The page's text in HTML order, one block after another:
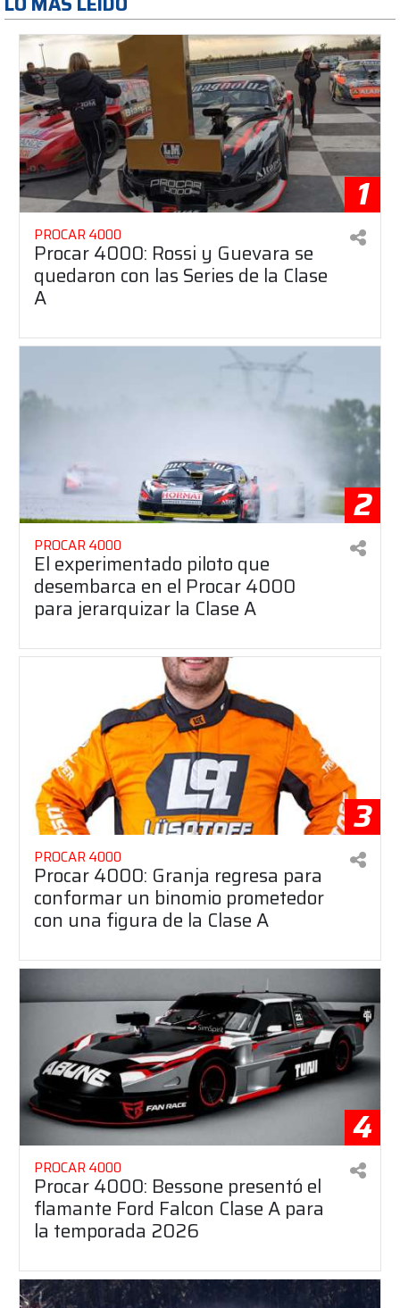
1
PROCAR 4000
Procar 4000: Rossi y Guevara se
quedaron con las Series de la Clase
A
2
PROCAR 4000
El experimentado piloto que
desembarca en el Procar 4000
para jerarquizar la Clase A
3
PROCAR 4000
Procar 4000: Granja regresa para
conformar un binomio prometedor
con una figura de la Clase A
4
PROCAR 4000
Procar 4000: Bessone presentó el
flamante Ford Falcon Clase A para
la temporada 2026